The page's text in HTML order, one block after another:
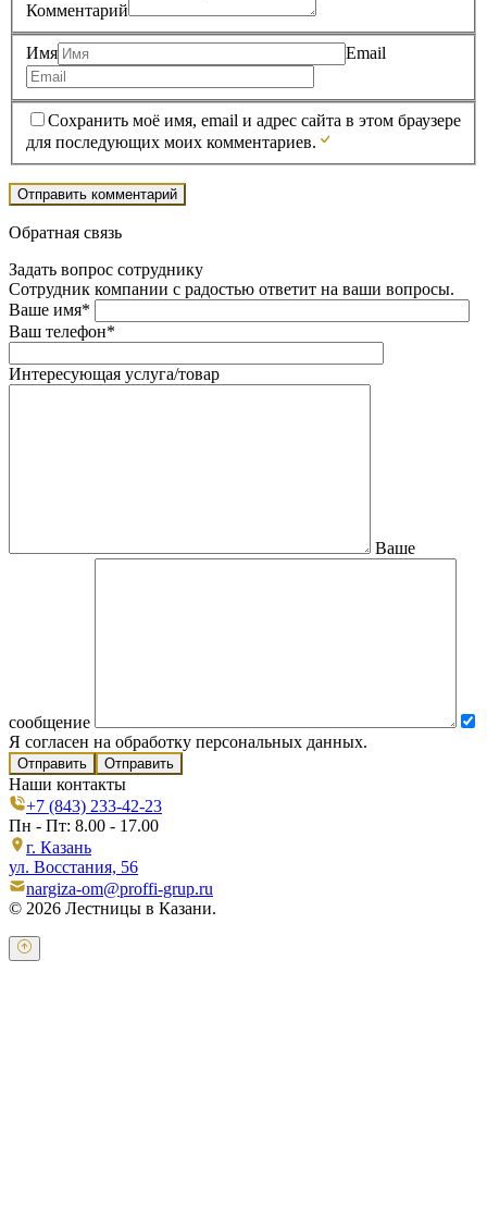
Комментарий
Имя Email
Сохранить моё имя, email и адрес сайта в этом браузере
для последующих моих комментариев.
Обратная связь
Задать вопрос сотруднику
Сотрудник компании с радостью ответит на ваши вопросы.
Ваше имя*
Ваш телефон*
Интересующая услуга/товар
Ваше
сообщение
Я согласен на обработку персональных данных.
Отправить
Наши контакты
+7 (843) 233-42-23
Пн - Пт: 8.00 - 17.00
г. Казань
ул. Восстания, 56
nargiza-om@proffi-grup.ru
© 2026 Лестницы в Казани.